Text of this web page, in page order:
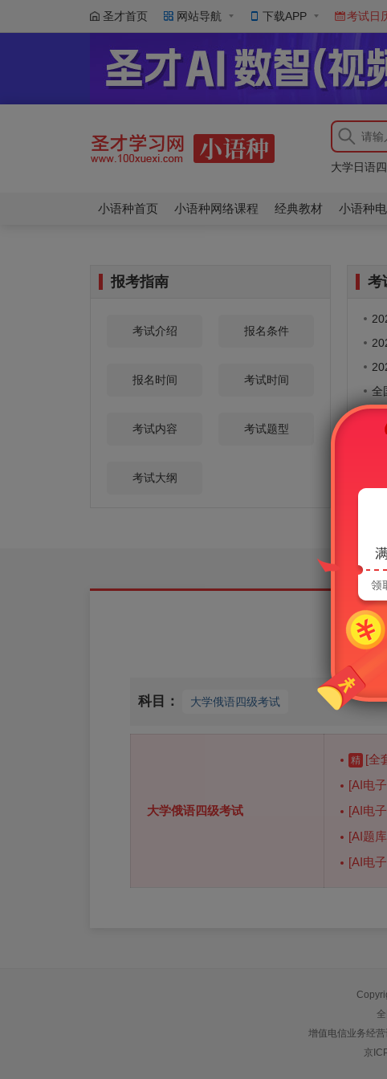
圣才首页 网站导航 下载APP 考试日
大学俄语
俄语专业
大学日语
大学俄语
小语种首页 小语种网络课程 经典教材 小语种
报考指南
考试介绍 报名条件
报名时间 考试时间
考试内容 考试题型
考试大纲
考
全
长
科目： 大学俄语四级考试
大学俄语四级考试
精 [全
[AI电
[AI电
[AI题
[AI电
增值电信业务经营
京